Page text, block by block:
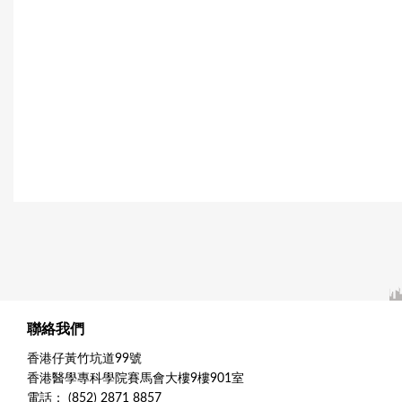
聯絡我們
香港仔黃竹坑道99號
香港醫學專科學院賽馬會大樓9樓901室
電話： (852) 2871 8857